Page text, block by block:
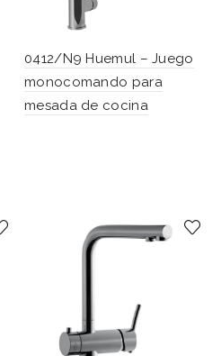
0412/N9 Huemul – Juego
monocomando para
mesada de cocina